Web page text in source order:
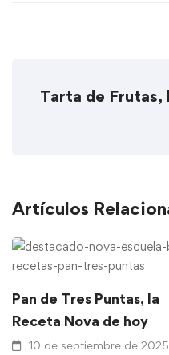
Tarta de Frutas,
Artículos
Pan de Tres Puntas, la
Receta Nova de hoy
10 de septiembre de 2025